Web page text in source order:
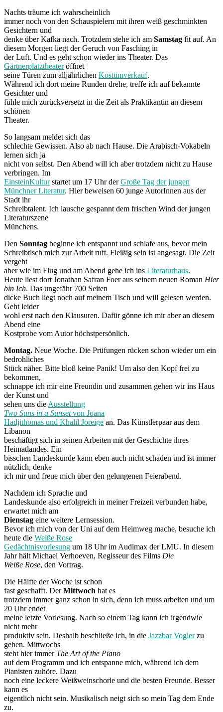
Nachts träume ich wahrscheinlich
immer noch von den Schauspielern mit ihren weiß geschminkten
Gesichtern und
denke über Kafka nach. Trotzdem stehe ich am Samstag fit auf. An
diesem Morgen liegt der Geruch von Fasching in
der Luft. Und es geht schon wieder ins Theater. Das
Gärtnerplatztheateröffnet
seine Türen zum alljährlichen Kostümverkauf.
Während ich dort meine Runden drehe, treffe ich auf bekannte
Gesichter und
fühle mich zurückversetzt in die Zeit als Praktikantin an diesem
schönen
Theater.
So langsam meldet sich das
schlechte Gewissen. Also ab nach Hause. Die Arabisch-Vokabeln
lernen sich ja
nicht von selbst. Den Abend will ich aber trotzdem nicht zu Hause
verbringen. Im
EinsteinKulturstartet um 17 Uhr derGroße Tag der jungen
Münchner Literatur. Hier beweisen 60 junge AutorInnen aus der
Stadt ihr
Schreibtalent. Ich lausche gespannt dem frischen Wind der jungen
Literaturszene
Münchens.
Den Sonntag beginne ich entspannt und schlafe aus, bevor mein
Schreibtisch mich zur Arbeit ruft. Fleißig sein ist angesagt. Die Zeit
vergeht
aber wie im Flug und am Abend gehe ich ins Literaturhaus.
Heute liest dort Jonathan Safran Foer aus seinem neuen Roman Hier
bin Ich. Das ungefähr 700 Seiten
dicke Buch liegt noch auf meinem Tisch und will gelesen werden.
Geht leider
wohl erst nach den Klausuren. Dafür gönne ich mir aber an diesem
Abend eine
Kostprobe vom Autor höchstpersönlich.
Montag. Neue Woche. Die Prüfungen rücken schon wieder um ein
bedrohliches
Stück näher. Bitte bloß keine Panik! Um also den Kopf frei zu
bekommen,
schnappe ich mir eine Freundin und zusammen gehen wir ins Haus
der Kunst und
sehen uns die Ausstellung
Two Suns in a Sunsetvon Joana
Hadjithomas und Khalil Joreige an. Das Künstlerpaar aus dem
Libanon
beschäftigt sich in seinen Arbeiten mit der Geschichte ihres
Heimatlandes. Ein
bisschen Landeskunde kann eben auch nicht schaden und ist immer
nützlich, denke
ich mir und freue mich über den gelungenen Feierabend.
Nachdem ich Sprache und
Landeskunde also erfolgreich in meiner Freizeit verbunden habe,
erwartet mich am
Dienstag eine weitere Lernsession.
Bevor ich mich von der Uni auf dem Heimweg mache, besuche ich
heute die Weiße Rose
Gedächtnisvorlesung um 18 Uhr im Audimax der LMU. In diesem
Jahr hält Michael Verhoeven, Regisseur des Films Die
Weiße Rose, den Vortrag.
Die Hälfte der Woche ist schon
fast geschafft. DerMittwoch hat es
trotzdem immer ganz schon in sich, denn ich muss arbeiten und um
20 Uhr endet
meine letzte Vorlesung. Nach so einem Tag kann ich irgendwie
nicht mehr
produktiv sein. Deshalb beschließe ich, in die Jazzbar Voglerzu
gehen. Mittwochs
steht hier immer The Art of the Piano
auf dem Programm und ich entspanne mich, während ich dem
Pianisten zuhöre. Dazu
noch eine leckere Weißweinschorle und die besten Freunde. Besser
kann es
eigentlich nicht sein. Musikalisch neigt sich so mein Tag dem Ende
zu.